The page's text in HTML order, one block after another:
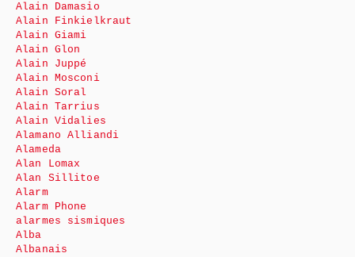
Alain Damasio
Alain Finkielkraut
Alain Giami
Alain Glon
Alain Juppé
Alain Mosconi
Alain Soral
Alain Tarrius
Alain Vidalies
Alamano Alliandi
Alameda
Alan Lomax
Alan Sillitoe
Alarm
Alarm Phone
alarmes sismiques
Alba
Albanais